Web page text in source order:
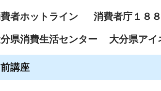
費者ホットライン 消費者庁１８８
分県消費生活センター 大分県アイ
前講座